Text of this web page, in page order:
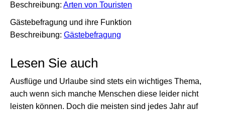
Beschreibung: Arten von Touristen
Gästebefragung und ihre Funktion
Beschreibung: Gästebefragung
Lesen Sie auch
Ausflüge und Urlaube sind stets ein wichtiges Thema,
auch wenn sich manche Menschen diese leider nicht
leisten können. Doch die meisten sind jedes Jahr auf